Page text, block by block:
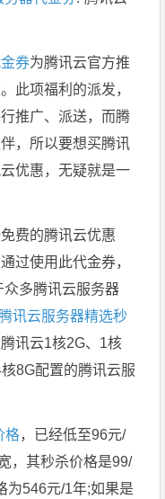
券为腾讯云官方推
此项福利的派发，
推广、派送，而腾
，所以要想买腾讯
优惠，无疑就是一
费的腾讯云优惠
过使用此代金券，
多腾讯云服务器
腾讯云服务器精选秒
讯云1核2G、1核
8G配置的腾讯云服
格，已经低至96元/
，其秒杀价格是99/
为546元/1年;如果是